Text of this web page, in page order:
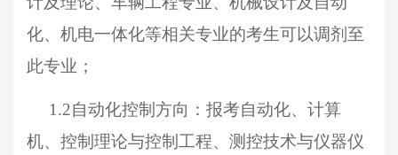
化、机电一体化等相关专业的考生可以调剂至
此专业；
1.2自动化控制方向：报考自动化、计算
机、控制理论与控制工程、测控技术与仪器仪